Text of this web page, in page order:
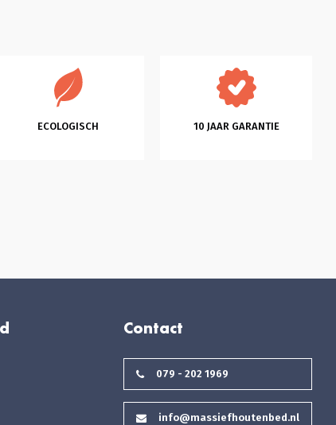
ECOLOGISCH 10 JAAR GARANTIE
Contact
079 - 202 1969
info@massiefhoutenbed.nl